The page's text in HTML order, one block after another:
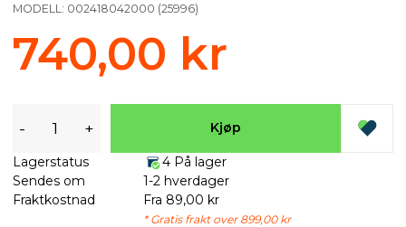
MODELL: 002418042000 (25996)
740,00 kr
- + Kjøp
Lagerstatus
4 På lager
Sendes om
1-2 hverdager
Fraktkostnad
Fra 89,00 kr
* Gratis frakt over 899,00 kr